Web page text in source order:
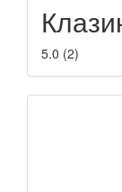
5.0 (2)